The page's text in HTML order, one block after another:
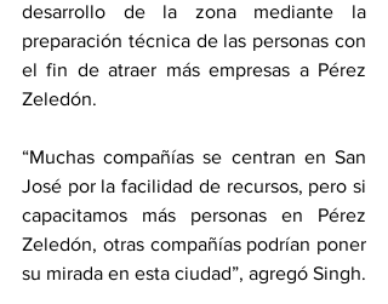
desarrollo de la zona mediante la
preparación técnica de las personas con
el fin de atraer más empresas a Pérez
Zeledón.
“Muchas compañías se centran en San
José por la facilidad de recursos, pero si
capacitamos más personas en Pérez
Zeledón, otras compañías podrían poner
su mirada en esta ciudad”, agregó Singh.